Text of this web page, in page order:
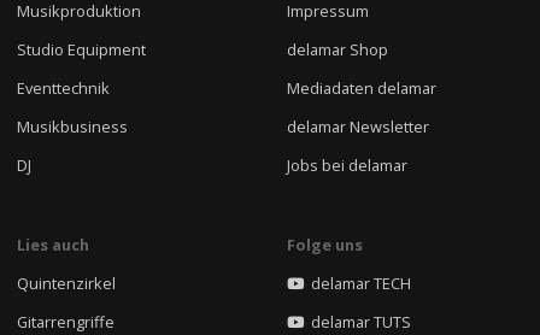
Musikproduktion
Studio Equipment
Eventtechnik
Musikbusiness
DJ
Impressum
delamar Shop
Mediadaten delamar
delamar Newsletter
Jobs bei delamar
Lies auch
Quintenzirkel
Gitarrengriffe
Folge uns
delamar TECH
delamar TUTS